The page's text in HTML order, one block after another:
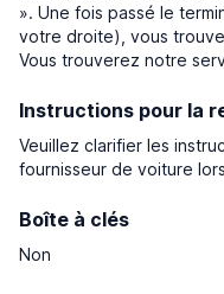
». Une fois passé le
votre droite), vous
Vous trouverez notre
Instructions pour la
Veuillez clarifier les
fournisseur de voiture
Boîte à clés
Non